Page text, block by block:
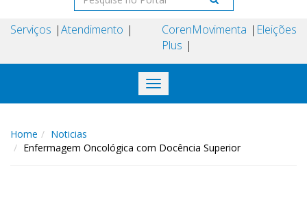
Serviços Atendimento
Coren
Plus
Movimenta Eleições
Toggle
navigation
Home
Noticias
Enfermagem Oncológica com Docência Superior